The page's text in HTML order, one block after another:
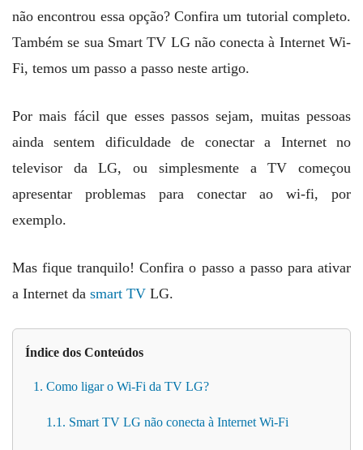
não encontrou essa opção? Confira um tutorial completo.
Também se sua Smart TV LG não conecta à Internet Wi-
Fi, temos um passo a passo neste artigo.
Por mais fácil que esses passos sejam, muitas pessoas
ainda sentem dificuldade de conectar a Internet no
televisor da LG, ou simplesmente a TV começou
apresentar problemas para conectar ao wi-fi, por
exemplo.
Mas fique tranquilo! Confira o passo a passo para ativar
a Internet da smart TV LG.
Índice dos Conteúdos
1. Como ligar o Wi-Fi da TV LG?
1.1. Smart TV LG não conecta à Internet Wi-Fi